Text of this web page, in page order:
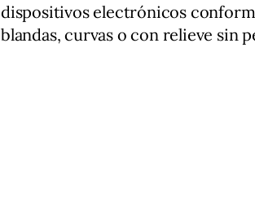
dispositivos electrónicos
blandas, curvas o con relieve sin